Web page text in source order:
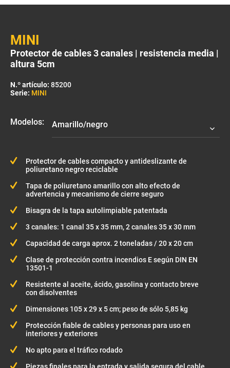
MINI
Protector de cables 3 canales | resistencia media |
altura 5cm
N.º artículo: 85200
Serie: MINI
Modelos:
Protector de cables compacto y antideslizante de
poliuretano negro reciclable
Tapa de poliuretano amarillo con alto efecto de
advertencia y mecanismo de cierre seguro
Bisagra de la tapa autolimpiable patentada
3 canales: 1 canal 35 x 35 mm, 2 canales 35 x 30 mm
Capacidad de carga aprox. 2 toneladas / 20 x 20 cm
Clase de protección contra incendios E según DIN EN
13501-1
Resistente al aceite, ácido, gasolina y contacto breve
con disolventes
Dimensiones 105 x 29 x 5 cm; peso de sólo 5,85 kg
Protección fiable de cables y personas para uso en
interiores y exteriores
No apto para el tráfico rodado